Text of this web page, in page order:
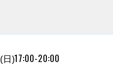
(日)17:00-20:00